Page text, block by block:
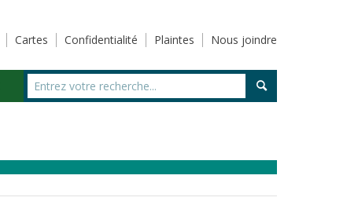
Cartes Confidentialité Plaintes Nous joindre